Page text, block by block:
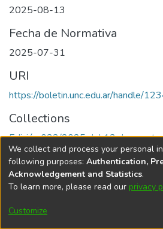
2025-08-13
Fecha de Normativa
2025-07-31
URI
https://boletin.unc.edu.ar/handle/
Collections
Edición 033/2025 del 13 de
Universidad Nacional
We collect and process your personal
following purposes: Authentication,
Acknowledgement and Statistics.
To learn more, please read our privacy
Customize